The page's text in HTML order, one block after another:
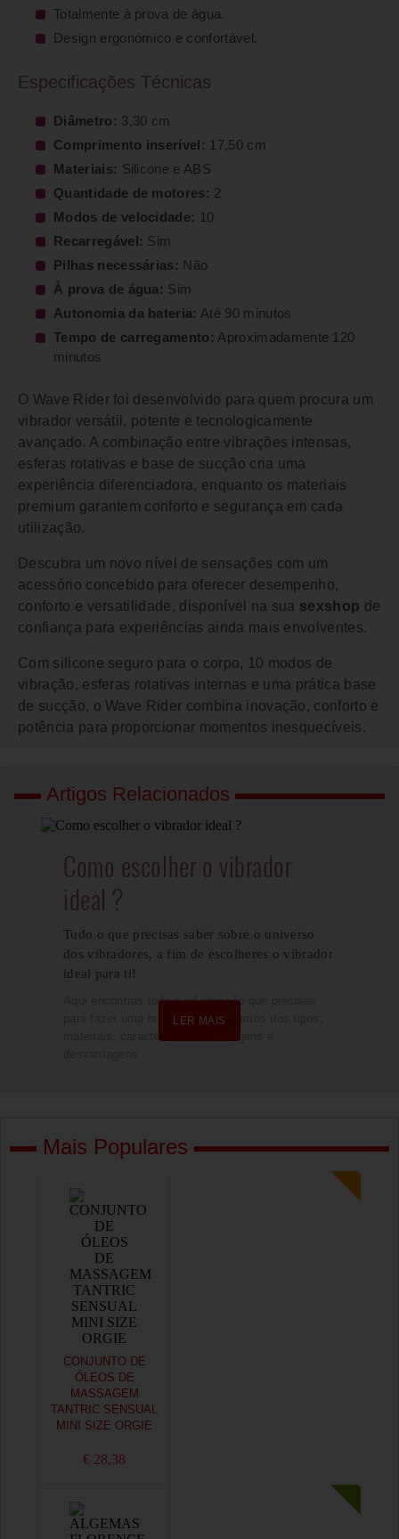
Totalmente à prova de água.
Design ergonómico e confortável.
Especificações Técnicas
Diâmetro: 3,30 cm
Comprimento inserível: 17,50 cm
Materiais: Silicone e ABS
Quantidade de motores: 2
Modos de velocidade: 10
Recarregável: Sim
Pilhas necessárias: Não
À prova de água: Sim
Autonomia da bateria: Até 90 minutos
Tempo de carregamento: Aproximadamente 120
minutos
O Wave Rider foi desenvolvido para quem procura um
vibrador versátil, potente e tecnologicamente
avançado. A combinação entre vibrações intensas,
esferas rotativas e base de sucção cria uma
experiência diferenciadora, enquanto os materiais
premium garantem conforto e segurança em cada
utilização.
Descubra um novo nível de sensações com um
acessório concebido para oferecer desempenho,
conforto e versatilidade, disponível na sua sexshop de
confiança para experiências ainda mais envolventes.
Com silicone seguro para o corpo, 10 modos de
vibração, esferas rotativas internas e uma prática base
de sucção, o Wave Rider combina inovação, conforto e
potência para proporcionar momentos inesquecíveis.
Artigos Relacionados
Como escolher o vibrador
ideal ?
Tudo o que precisas saber sobre o universo
dos vibradores, a fim de escolheres o vibrador
ideal para ti!
Aqui encontras toda a informação que precisas
para fazer uma boa escolha. Falamos dos tipos,
materiais, características, vantagens e
LER MAIS
Mais Populares
CONJUNTO DE
ÓLEOS DE
MASSAGEM
TANTRIC SENSUAL
MINI SIZE ORGIE
€ 28,38